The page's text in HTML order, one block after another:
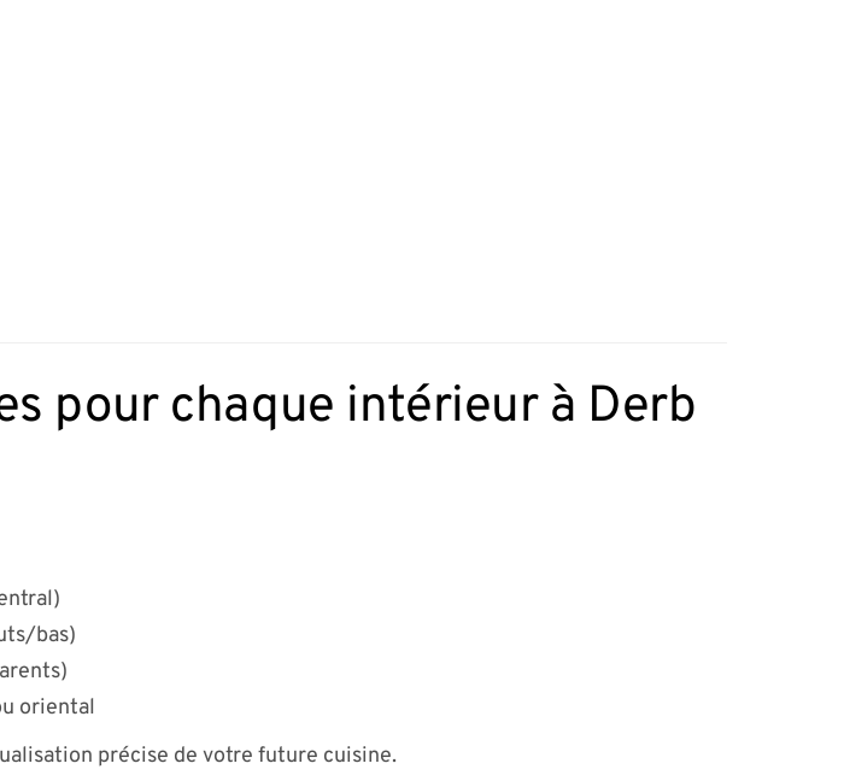
pour chaque intérieur à Derb
bas)
oriental
précise de votre future cuisine.